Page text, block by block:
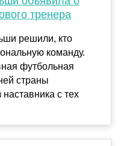
тренера
решили, кто
команду.
футбольная
страны
с тех